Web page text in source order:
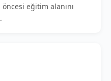
eğitim alanını